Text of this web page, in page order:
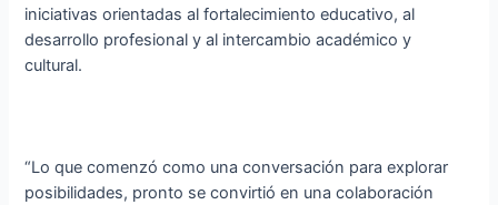
iniciativas orientadas al fortalecimiento educativo, al
desarrollo profesional y al intercambio académico y
cultural.
“Lo que comenzó como una conversación para explorar
posibilidades, pronto se convirtió en una colaboración